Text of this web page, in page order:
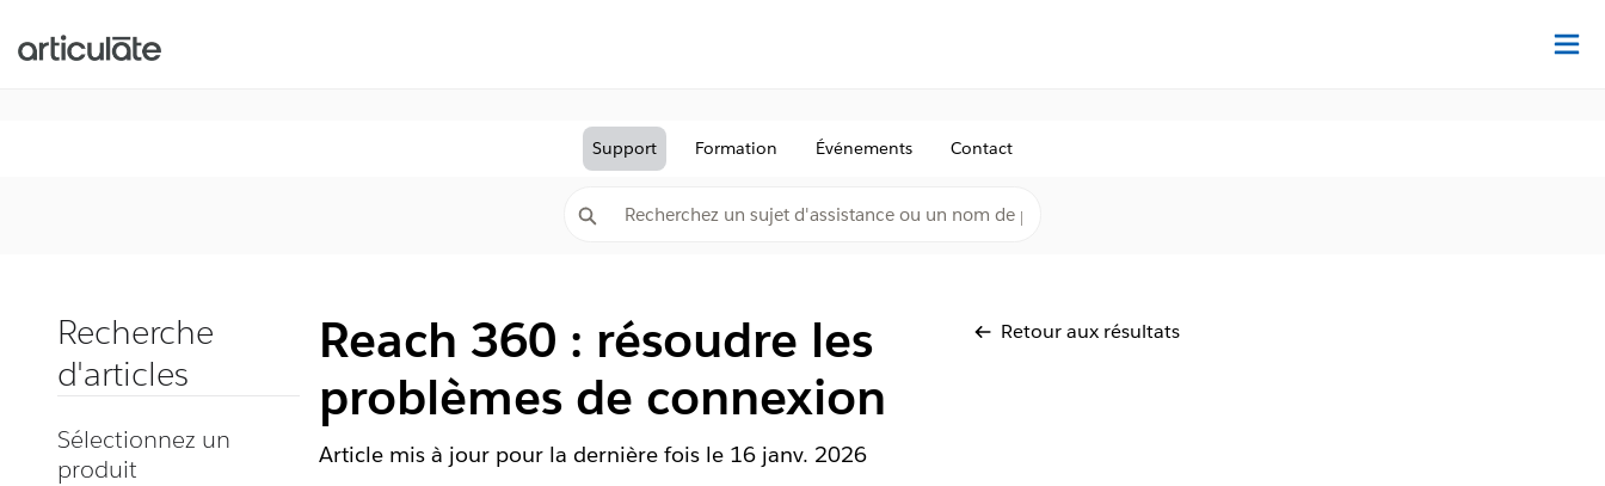
Support Formation Événements Contact
Recherche
d'articles
Sélectionnez un
produit
Reach 360 : résoudre les
problèmes de connexion
Retour aux résultats
Article mis à jour pour la dernière fois le 16 janv. 2026